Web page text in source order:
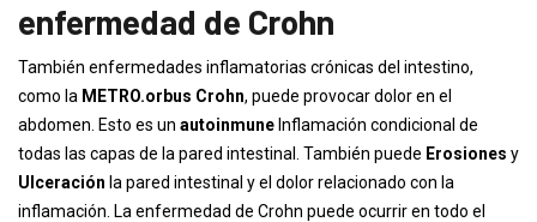
enfermedad de Crohn
También enfermedades inflamatorias crónicas del intestino,
como la METRO.orbus Crohn, puede provocar dolor en el
abdomen. Esto es un autoinmune Inflamación condicional de
todas las capas de la pared intestinal. También puede Erosiones y
Ulceración la pared intestinal y el dolor relacionado con la
inflamación. La enfermedad de Crohn puede ocurrir en todo el